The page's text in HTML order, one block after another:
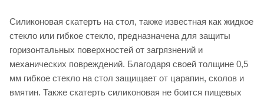
Силиконовая скатерть на стол, также известная как жидкое
стекло или гибкое стекло, предназначена для защиты
горизонтальных поверхностей от загрязнений и
механических повреждений. Благодаря своей толщине 0,5
мм гибкое стекло на стол защищает от царапин, сколов и
вмятин. Также скатерть силиконовая не боится пищевых